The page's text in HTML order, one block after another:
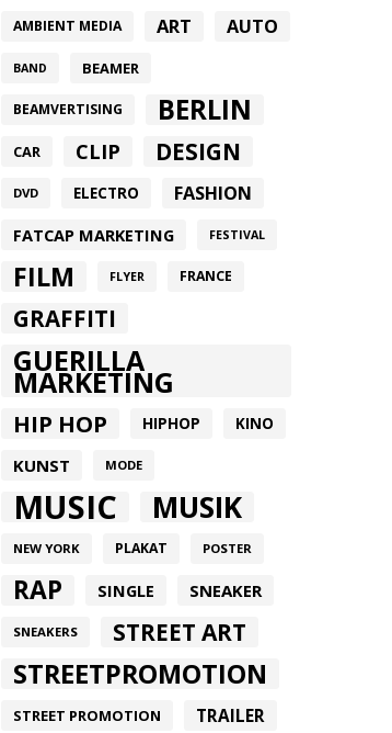
AMBIENT MEDIA ART AUTO
BAND BEAMER
BEAMVERTISING BERLIN
CAR CLIP DESIGN
DVD ELECTRO FASHION
FATCAP MARKETING FESTIVAL
FILM FLYER FRANCE
GRAFFITI
GUERILLA
MARKETING
HIP HOP HIPHOP KINO
KUNST MODE
MUSIC MUSIK
NEW YORK PLAKAT POSTER
RAP SINGLE SNEAKER
SNEAKERS STREET ART
STREETPROMOTION
STREET PROMOTION TRAILER